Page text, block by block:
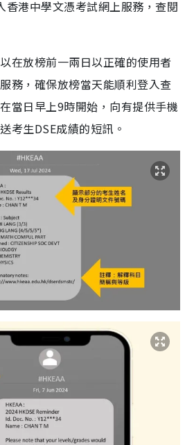
香港中學文憑考試網上服務，查閱
在放榜前一兩日以正確的使用者
務，確保放榜當天能順利登入查
當日早上9時開始，向有提供手機
考生DSE成績的短訊。